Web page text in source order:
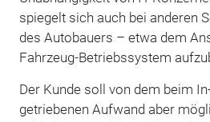
spiegelt sich auch bei anderen
des Autobauers – etwa dem
Fahrzeug-Betriebssystem
Der Kunde soll von dem beim
getriebenen Aufwand aber